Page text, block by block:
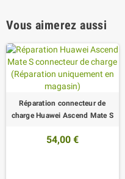
Vous aimerez aussi
Réparation connecteur de
charge Huawei Ascend Mate S
54,00 €